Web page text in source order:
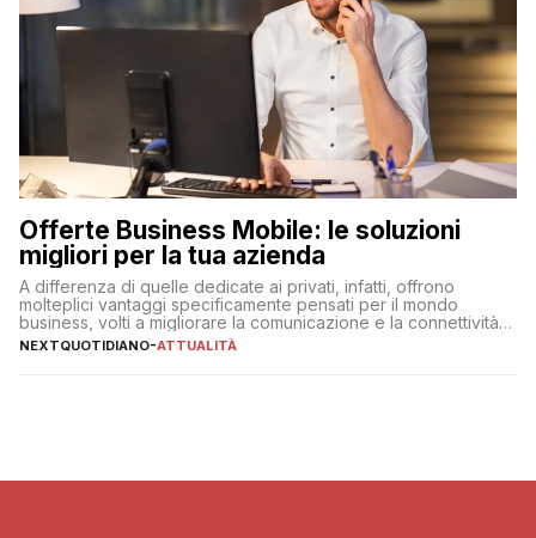
Offerte Business Mobile: le soluzioni
migliori per la tua azienda
A differenza di quelle dedicate ai privati, infatti, offrono
molteplici vantaggi specificamente pensati per il mondo
business, volti a migliorare la comunicazione e la connettività
degli utenti
NEXTQUOTIDIANO-ATTUALITÀ